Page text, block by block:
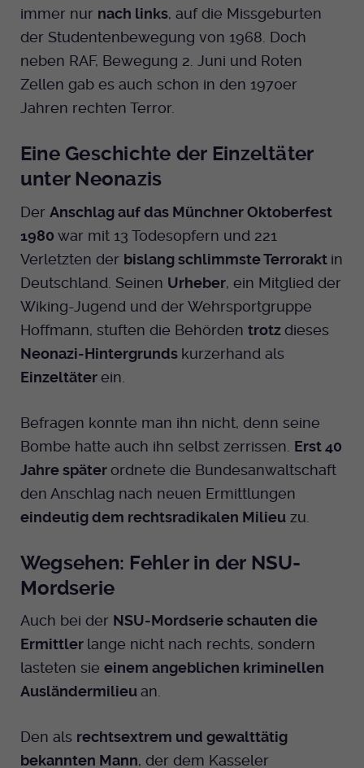
immer nur nach links, auf die Missgeburten
der Studentenbewegung von 1968. Doch
neben RAF, Bewegung 2. Juni und Roten
Zellen gab es auch schon in den 1970er
Jahren rechten Terror.
Eine Geschichte der Einzeltäter
unter Neonazis
Der Anschlag auf das Münchner Oktoberfest
1980 war mit 13 Todesopfern und 221
Verletzten der bislang schlimmste Terrorakt in
Deutschland. Seinen Urheber, ein Mitglied der
Wiking-Jugend und der Wehrsportgruppe
Hoffmann, stuften die Behörden trotzdieses
Neonazi-Hintergrunds kurzerhand als
Einzeltäterein.
Befragen konnte man ihn nicht, denn seine
Bombe hatte auch ihn selbst zerrissen. Erst 40
Jahre späterordnete die Bundesanwaltschaft
den Anschlag nach neuen Ermittlungen
eindeutig dem rechtsradikalen Milieu zu.
Wegsehen: Fehler in der NSU-
Mordserie
Auch bei der NSU-Mordserie schauten die
Ermittler lange nicht nach rechts, sondern
lasteten sie einem angeblichen kriminellen
Ausländermilieuan.
Den als rechtsextrem und gewalttätig
bekannten Mann, der dem Kasseler